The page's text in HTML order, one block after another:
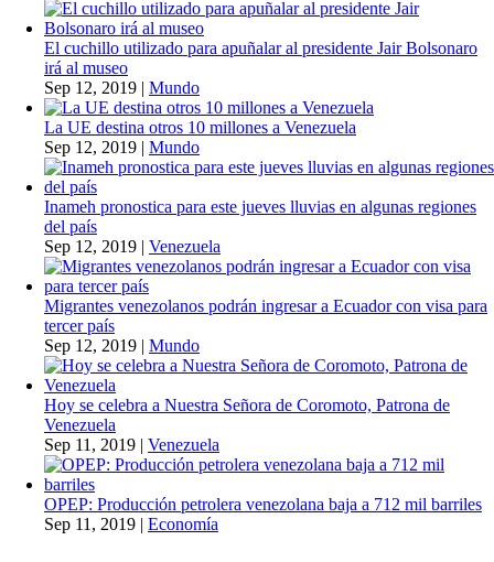
El cuchillo utilizado para apuñalar al presidente Jair Bolsonaro
irá al museo
Sep 12, 2019 | Mundo
La UE destina otros 10 millones a Venezuela
Sep 12, 2019 | Mundo
Inameh pronostica para este jueves lluvias en algunas regiones
del país
Sep 12, 2019 | Venezuela
Migrantes venezolanos podrán ingresar a Ecuador con visa para
tercer país
Sep 12, 2019 | Mundo
Hoy se celebra a Nuestra Señora de Coromoto, Patrona de
Venezuela
Sep 11, 2019 | Venezuela
OPEP: Producción petrolera venezolana baja a 712 mil barriles
Sep 11, 2019 | Economía